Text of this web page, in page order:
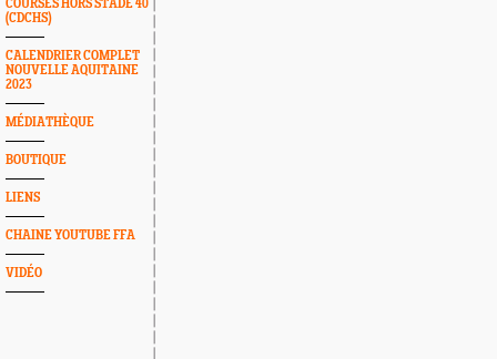
COURSES HORS STADE 40
(CDCHS)
CALENDRIER COMPLET
NOUVELLE AQUITAINE
2023
MÉDIATHÈQUE
BOUTIQUE
LIENS
CHAINE YOUTUBE FFA
VIDÉO